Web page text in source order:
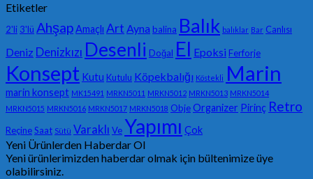
Etiketler
2'li 3'lü AhşapAmaçlı Art Ayna balina Balık balıklar Bar Canlısı
Deniz Denizkızı Desenli Doğal El Epoksi Ferforje
Konsept Kutu Kutulu Köpekbalığı Köstekli Marin
marin konsept MK15491 MRKN5011 MRKN5012 MRKN5013 MRKN5014
MRKN5015 MRKN5016 MRKN5017 MRKN5018 ObjeOrganizer Pirinç Retro
ReçineSaat Sütü Varaklı Ve Yapımı Çok
Yeni Ürünlerden Haberdar Ol
Yeni ürünlerimizden haberdar olmak için bültenimize üye
olabilirsiniz.